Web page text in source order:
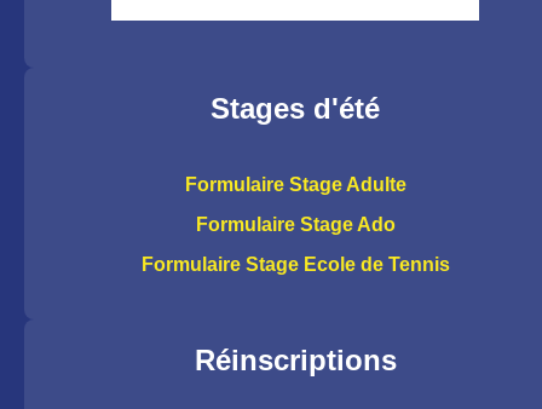
Stages d'été
Formulaire Stage Adulte
Formulaire Stage Ado
Formulaire Stage Ecole de Tennis
Réinscriptions